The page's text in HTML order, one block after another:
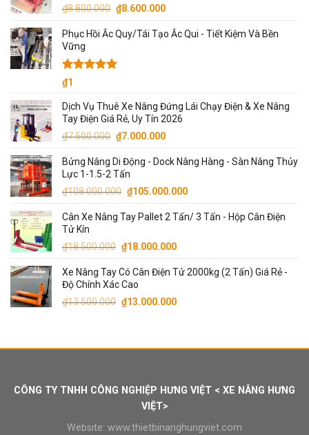
₫8.800.000 Giá
là:
₫8.600.000Giá
tại
Phục Hồi Ắc Quy/Tái Tạo Ắc Qui - Tiết Kiệm Và Bền
Vững
Được xếp
hạng
5 sao
₫1
Dịch Vụ Thuê Xe Nâng Đứng Lái Chạy Điện & Xe Nâng
Tay Điện Giá Rẻ, Uy Tín 2026
₫7.500.000 Giá
là:
₫7.500.000.
₫7.000.000Giá
tại
₫7.000.000.
Bửng Nâng Di Động - Dock Nâng Hàng - Sàn Nâng Thủy
Lực 1-1.5-2 Tấn
₫108.000.000 Giá
là:
₫105.000.000Giá
tại
Cân Xe Nâng Tay Pallet 2 Tấn/ 3 Tấn - Hộp Cân Điện
Tử Kín
₫18.500.000 Giá
là:
₫18.500.000.
₫18.000.000Giá
tại
₫18.000.000.
Xe Nâng Tay Có Cân Điện Tử 2000kg (2 Tấn) Giá Rẻ -
Độ Chính Xác Cao
₫13.500.000 Giá
₫13.000.000Giá
CÔNG TY TNHH CÔNG NGHIỆP HƯNG VIỆT < XE NÂNG HƯNG
VIỆT>
Website: www.thietbinanghungviet.com